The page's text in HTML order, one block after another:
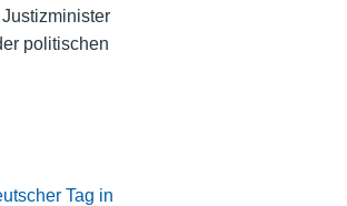
politischen
Tag in